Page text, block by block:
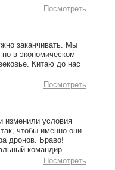
Посмотреть
заканчивать. Мы
в экономическом
Китаю до нас
Посмотреть
изменили условия
чтобы именно они
дронов. Браво!
командир.
Посмотреть